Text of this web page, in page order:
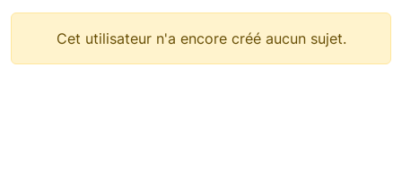
Cet utilisateur n'a encore créé aucun sujet.